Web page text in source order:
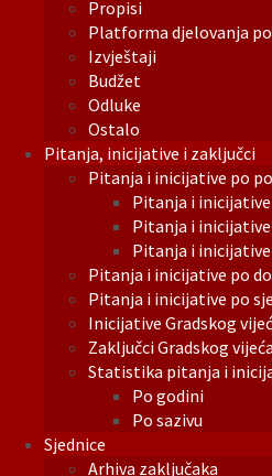
Propisi
Platforma djelovanja
Izvještaji
Budžet
Odluke
Ostalo
Pitanja, inicijative i zaključci
Pitanja i inicijative po
Pitanja i
Pitanja i
Pitanja i
Pitanja i inicijative po
Pitanja i inicijative po
Inicijative Gradskog
Zaključci Gradskog vijeća
Statistika pitanja i
Po godini
Po sazivu
Sjednice
Arhiva zaključaka